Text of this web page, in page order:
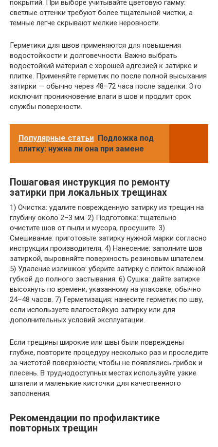
покрытий. При выборе учитывайте цветовую гамму:
светлые оттенки требуют более тщательной чистки, а
темные легче скрывают мелкие неровности.
Герметики для швов применяются для повышения
водостойкости и долговечности. Важно выбрать
водостойкий материал с хорошей адгезией к затирке и
плитке. Применяйте герметик по после полной высыхания
затирки — обычно через 48–72 часа после заделки. Это
исключит проникновение влаги в шов и продлит срок
службы поверхности.
Популярные статьи Подложка под
плитку: нужна ли она при замене
Пошаговая инструкция по ремонту
затирки при локальных трещинах
1) Очистка: удалите поврежденную затирку из трещин на
глубину около 2–3 мм. 2) Подготовка: тщательно
очистите шов от пыли и мусора, просушите. 3)
Смешивание: приготовьте затирку нужной марки согласно
инструкции производителя. 4) Нанесение: заполните шов
затиркой, выровняйте поверхность резиновым шпателем.
5) Удаление излишков: уберите затирку с плиток влажной
губкой до полного застывания. 6) Сушка: дайте затирке
высохнуть по времени, указанному на упаковке, обычно
24–48 часов. 7) Герметизация: нанесите герметик по шву,
если используете влагостойкую затирку или для
дополнительных условий эксплуатации.
Если трещины широкие или швы были повреждены
глубже, повторите процедуру несколько раз и проследите
за чистотой поверхности, чтобы не появлялись грибок и
плесень. В труднодоступных местах используйте узкие
шпатели и маленькие кисточки для качественного
заполнения.
Рекомендации по профилактике
повторных трещин